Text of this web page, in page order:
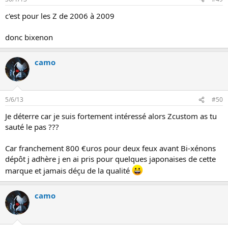
c'est pour les Z de 2006 à 2009
donc bixenon
camo
5/6/13 #50
Je déterre car je suis fortement intéressé alors Zcustom as tu
sauté le pas ???
Car franchement 800 €uros pour deux feux avant Bi-xénons
dépôt j adhère j en ai pris pour quelques japonaises de cette
marque et jamais déçu de la qualité
camo